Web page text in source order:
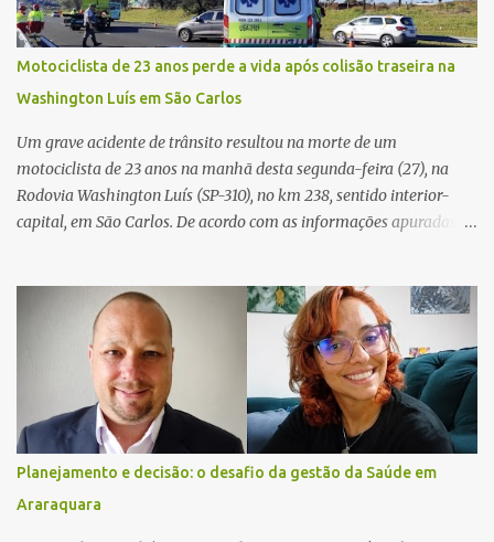
feridos. Equipes da Polícia Militar de Santa Gertrudes atenderam a
ocorrência e isolaram a área para o trabalho da perícia. Até a
última atualização, nenhum suspeito havia sido preso. A Polícia
Civil investigará a motivação da briga, a autoria dos disparos e as
circunstâncias do crime. A ocorrência segue em anda...
Motociclista de 23 anos perde a vida após colisão traseira na
Washington Luís em São Carlos
Um grave acidente de trânsito resultou na morte de um
motociclista de 23 anos na manhã desta segunda-feira (27), na
Rodovia Washington Luís (SP-310), no km 238, sentido interior-
capital, em São Carlos. De acordo com as informações apuradas no
veículo, o trânsito estava lento e congestionado devido a obras
realizadas na rodovia, momento em que ocorreu o impacto. Com
a violência da colisão, o motociclista foi arremessado ao solo.
Testemunhas relataram que o capacete teria se desprendido
durante o acidente. O jovem sofreu ferimentos gravíssimos e
morreu ainda no local. Equipes de resgate e de atendimento da
concessionária responsável pela rodovia foram acionadas e
realizaram a sinalização da via, além de prestarem socorro à
vítima. No entanto, o óbito foi constatado ainda no local do
Planejamento e decisão: o desafio da gestão da Saúde em
Araraquara